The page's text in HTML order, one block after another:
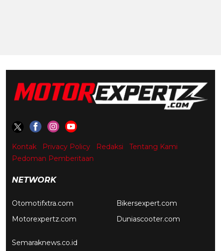
Kontak Privacy Policy Redaksi
Tentang Kami
Pedoman Pemberitaan
NETWORK
Otomotifxtra.com
Motorexpertz.com
Bikersexpert.com
Duniascooter.com
Semaraknews.co.id